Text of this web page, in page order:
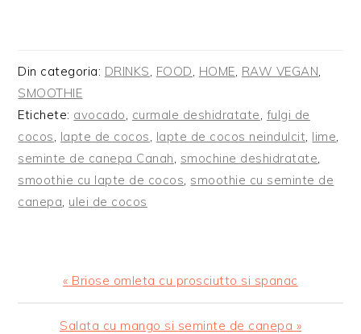
Din categoria: DRINKS FOOD HOME RAW VEGAN
SMOOTHIE
Etichete: avocado curmale deshidratate fulgi de
cocos lapte de cocos lapte de cocos neindulcit lime
seminte de canepa Canah smochine deshidratate
smoothie cu lapte de cocos smoothie cu seminte de
canepa ulei de cocos
Articol
anterior:
« Briose omleta cu prosciutto si spanac
Articolul
Salata cu mango si seminte de canepa »